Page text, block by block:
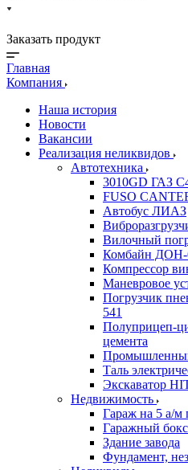
Заказать продукт
Главная
Компания
Наша история
Новости
Вакансии
Реализация неликвидов
Автотехника
3010GD ГАЗ
FUSO
Автобус ЛИАЗ
Вилочный
Комбайн
Компрессор
Маневровое
Погрузчик
541
Полуприцеп-
цемента
Таль
Экскаватор
Недвижимость
Гараж на 5 а/м
Гаражный
Здание завода
Фундамент,